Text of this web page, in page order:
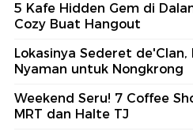
5 Kafe Hidden Gem di
Cozy Buat Hangout
Lokasinya Sederet
Nyaman untuk Nongkrong
Weekend Seru! 7 Coffee
MRT dan Halte TJ